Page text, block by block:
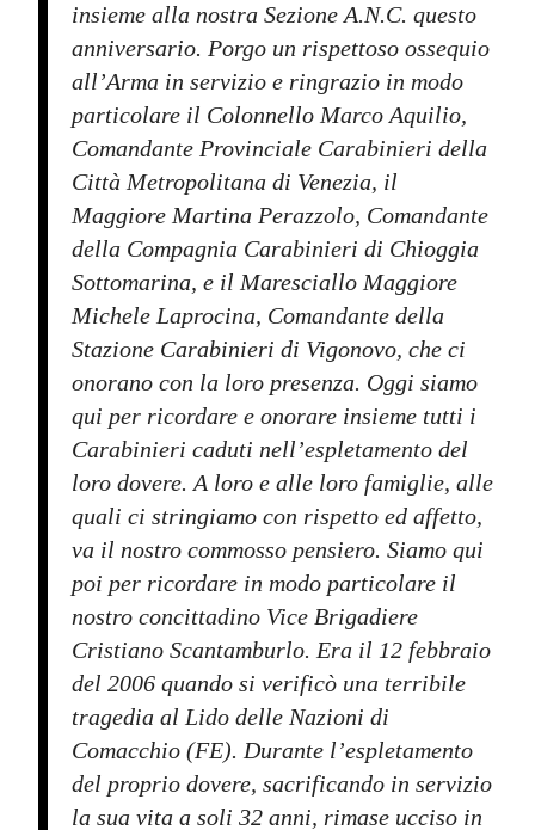
insieme alla nostra Sezione A.N.C. questo
anniversario. Porgo un rispettoso ossequio
all’Arma in servizio e ringrazio in modo
particolare il Colonnello Marco Aquilio,
Comandante Provinciale Carabinieri della
Città Metropolitana di Venezia, il
Maggiore Martina Perazzolo, Comandante
della Compagnia Carabinieri di Chioggia
Sottomarina, e il Maresciallo Maggiore
Michele Laprocina, Comandante della
Stazione Carabinieri di Vigonovo, che ci
onorano con la loro presenza. Oggi siamo
qui per ricordare e onorare insieme tutti i
Carabinieri caduti nell’espletamento del
loro dovere. A loro e alle loro famiglie, alle
quali ci stringiamo con rispetto ed affetto,
va il nostro commosso pensiero. Siamo qui
poi per ricordare in modo particolare il
nostro concittadino Vice Brigadiere
Cristiano Scantamburlo. Era il 12 febbraio
del 2006 quando si verificò una terribile
tragedia al Lido delle Nazioni di
Comacchio (FE). Durante l’espletamento
del proprio dovere, sacrificando in servizio
la sua vita a soli 32 anni, rimase ucciso in